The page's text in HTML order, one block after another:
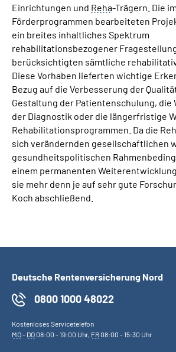
Einrichtungen und Reha-Trägern. Die
Förderprogrammen bearbeiteten
ein breites inhaltliches Spektrum
rehabilitationsbezogener
berücksichtigten sämtliche
Diese Vorhaben lieferten wichtige
Bezug auf die Verbesserung der
Gestaltung der Patientenschulung,
der Diagnostik oder die längerfristige
Rehabilitationsprogrammen. Da die
sich verändernden gesellschaftlichen
gesundheitspolitischen
einem permanenten
sie mehr denn je auf sehr gute
Koch abschließend.
Deutsche Rentenversicherung Nord
0800 1000 48022
Kostenloses Servicetelefon
MO- DO08:00 - 19:00 Uhr, FR08:00 - 15:30 Uhr